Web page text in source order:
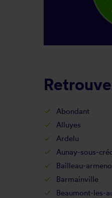
Abondant
Alluyes
Ardelu
Aunay-sous-
Bailleau-
Barmainville
Beaumont-les-